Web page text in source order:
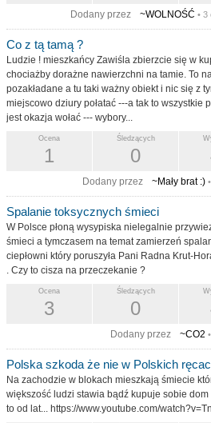
Dodany przez ~WOLNOŚĆ • 3
Co z tą tamą ?
Ludzie ! mieszkańcy Zawiśla zbierzcie się w
chociażby dorażne nawierzchni na tamie. To
pozakładane a tu taki ważny obiekt i nic się z
miejscowo dziury połatać ---a tak to wszystkie
jest okazja wołać --- wybory...
Śledzących
0
Ocena
1
Dodany przez ~Mały brat :)
Spalanie toksycznych śmieci
W Polsce płoną wysypiska nielegalnie
śmieci a tymczasem na temat zamierzeń
ciepłowni który poruszyła Pani Radna Krut-
. Czy to cisza na przeczekanie ?
Śledzących
0
Ocena
3
Dodany przez ~CO2
Polska szkoda że nie w Polskich
Na zachodzie w blokach mieszkają śmiecie
większość ludzi stawia bądź kupuje sobie dom
to od lat... https://www.youtube.com/